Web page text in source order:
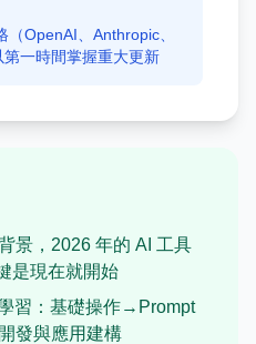
OpenAI、Anthropic、
一時間掌握重大更新
景，2026 年的 AI 工具
是現在就開始
習：基礎操作→Prompt
發與應用建構